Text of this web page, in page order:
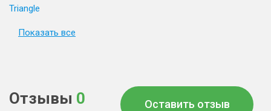
Triangle
Показать все
Отзывы 0 Оставить отзыв